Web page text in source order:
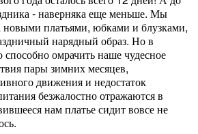
- наверняка еще меньше. Мы
платьями, юбками и блузками,
нарядный образ. Но в
омрачить наше чудесное
пары зимних месяцев,
движения и недостаток
безжалостно отражаются в
нам платье сидит вовсе не